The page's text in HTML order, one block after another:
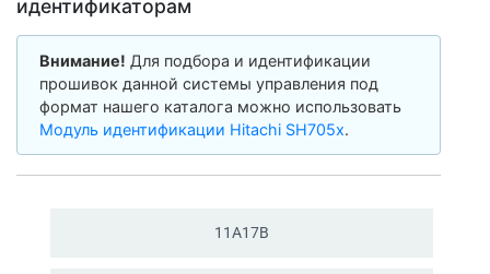
идентификаторам
Внимание! Для подбора и идентификации
прошивок данной системы управления под
формат нашего каталога можно использовать
Модуль идентификации Hitachi SH705x.
11A17B